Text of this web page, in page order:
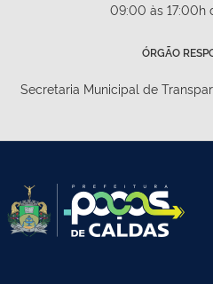
09:00 às 17:00h
ÓRGÃO
Secretaria Municipal de